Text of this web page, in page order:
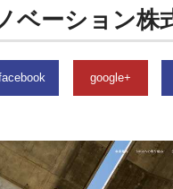
ベーション株
google+